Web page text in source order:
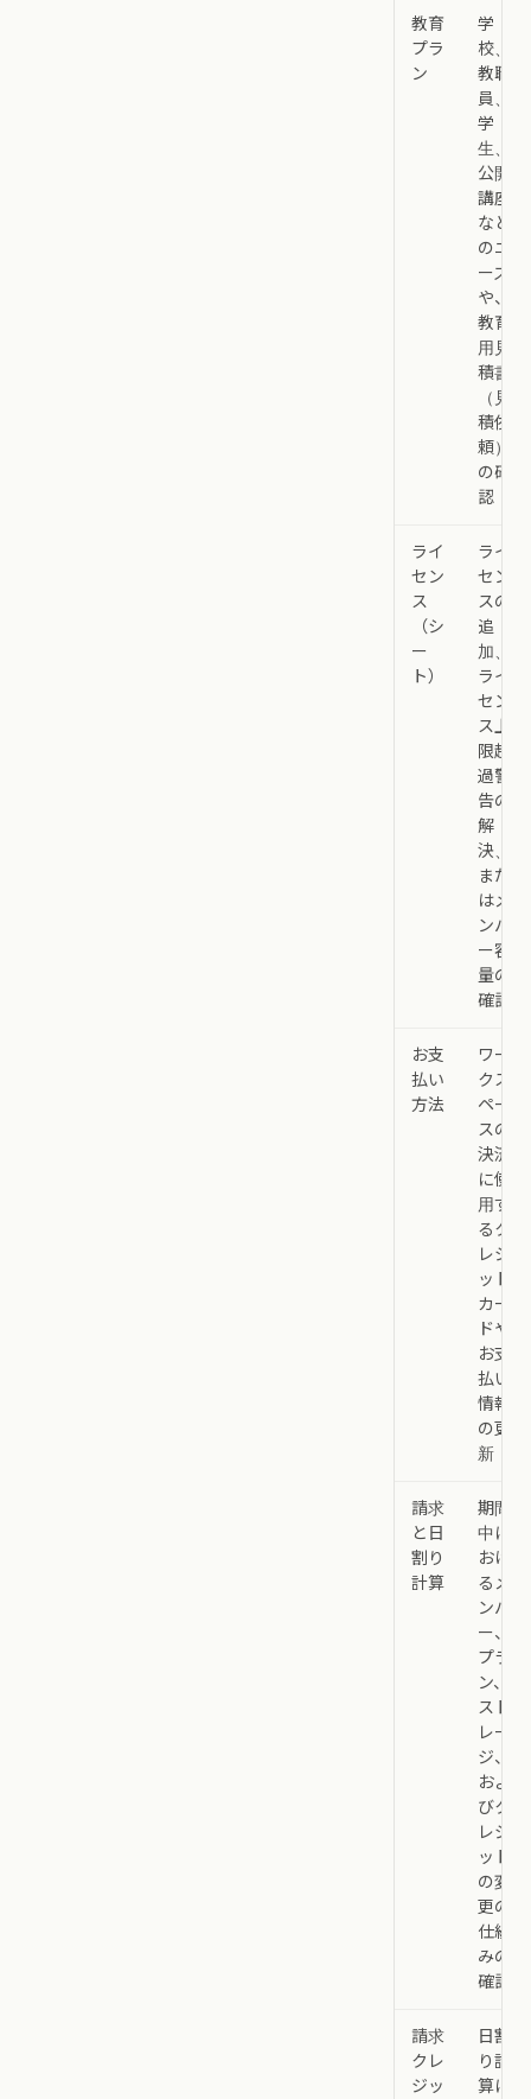
教育
プラ
ン
学
校、
教職
員、
学
生、
公開
講座
など
のニ
ーズ
や、
教育
用見
積書
（見
積依
頼）
の確
認
ライ
セン
ス
（シ
ー
ト）
ライ
セン
スの
追
加、
ライ
セン
ス上
限超
過警
告の
解
決、
また
はメ
ンバ
ー容
量の
確認
お支
払い
方法
ワー
クス
ペー
スの
決済
に使
用す
るク
レジ
ット
カー
ドや
お支
払い
情報
の更
新
請求
と日
割り
計算
期間
中に
おけ
るメ
ンバ
ー、
プラ
ン、
スト
レー
ジ、
およ
びク
レジ
ット
の変
更の
仕組
みの
確認
請求
クレ
ジッ
日割
り計
算に